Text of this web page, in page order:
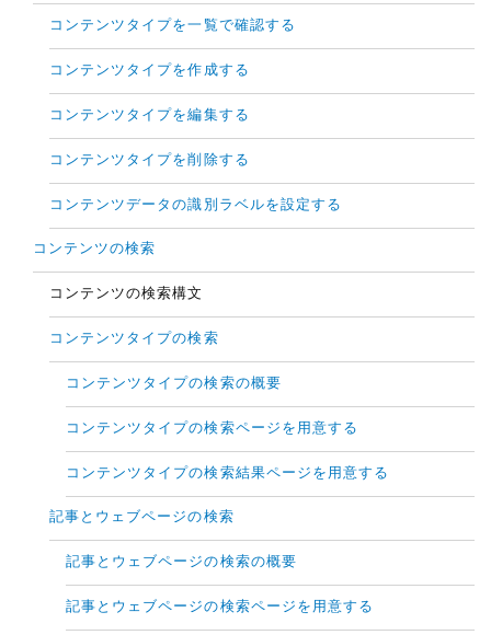
コンテンツタイプを一覧で確認する
コンテンツタイプを作成する
コンテンツタイプを編集する
コンテンツタイプを削除する
コンテンツデータの識別ラベルを設定する
コンテンツの検索
コンテンツの検索構文
コンテンツタイプの検索
コンテンツタイプの検索の概要
コンテンツタイプの検索ページを用意する
コンテンツタイプの検索結果ページを用意する
記事とウェブページの検索
記事とウェブページの検索の概要
記事とウェブページの検索ページを用意する